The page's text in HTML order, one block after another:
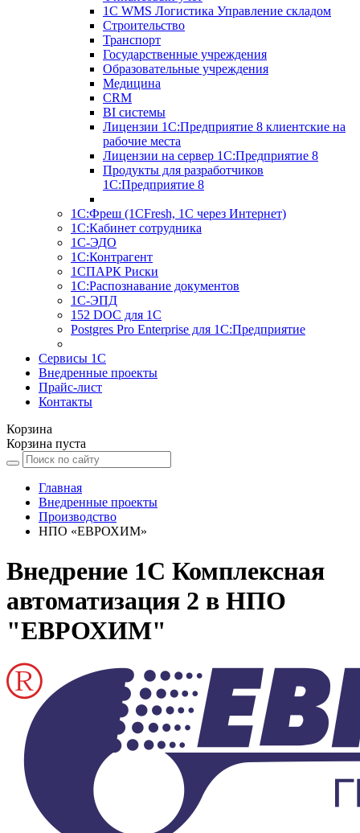
1С WMS Логистика Управление складом
Строительство
Транспорт
Государственные учреждения
Образовательные учреждения
Медицина
CRM
BI системы
Лицензии 1С:Предприятие 8 клиентские на
рабочие места
Лицензии на сервер 1С:Предприятие 8
Продукты для разработчиков
1С:Предприятие 8
1С:Фреш (1CFresh, 1С через Интернет)
1С:Кабинет сотрудника
1С-ЭДО
1С:Контрагент
1СПАРК Риски
1С:Распознавание документов
1С-ЭПД
152 DOC для 1С
Postgres Pro Enterprise для 1С:Предприятие
Сервисы 1С
Внедренные проекты
Прайс-лист
Контакты
Корзина
Корзина пуста
Главная
Внедренные проекты
Производство
НПО «ЕВРОХИМ»
Внедрение 1С Комплексная
автоматизация 2 в НПО
"ЕВРОХИМ"